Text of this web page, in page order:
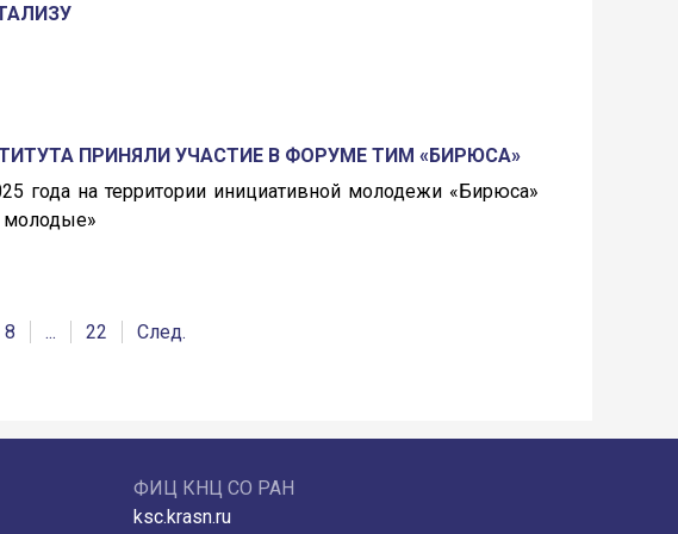
ПРИНЯЛИ УЧАСТИЕ В ФОРУМЕ ТИМ «БИРЮСА»
года на территории инициативной молодежи «Бирюса»
8 ... 22 След.
ФИЦ КНЦ СО РАН
ksc.krasn.ru